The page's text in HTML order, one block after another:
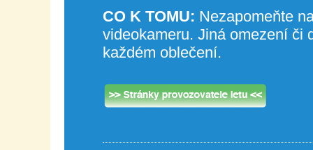
CO K TOMU: Nezapomeňte
videokameru. Jiná omezení či
každém oblečení.